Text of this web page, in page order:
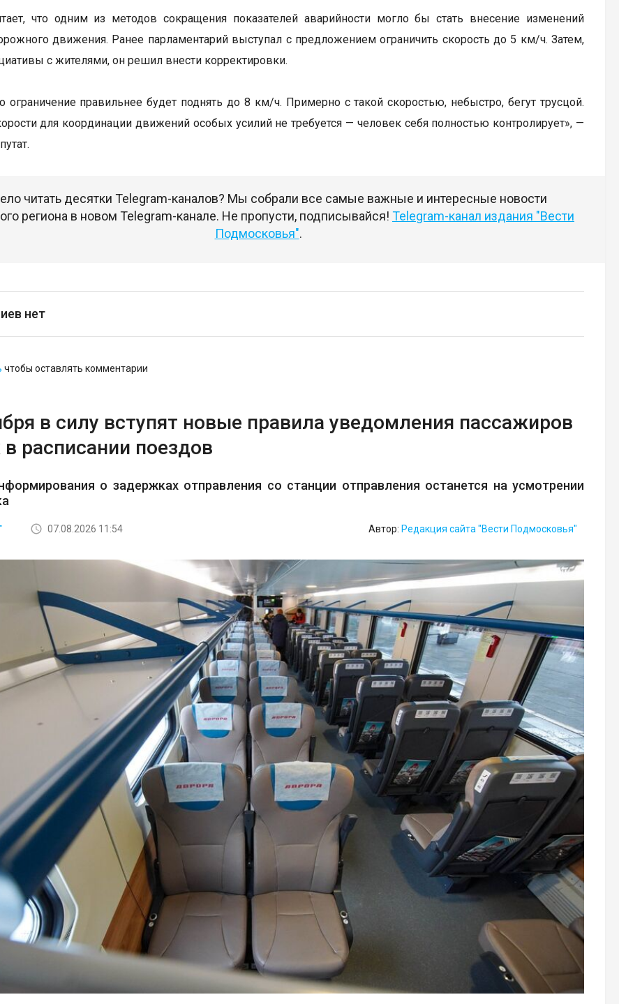
что одним из методов сокращения показателей аварийности могло бы стать внесение изменений
движения. Ранее парламентарий выступал с предложением ограничить скорость до 5 км/ч. Затем,
с жителями, он решил внести корректировки.
ограничение правильнее будет поднять до 8 км/ч. Примерно с такой скоростью, небыстро, бегут трусцой.
для координации движений особых усилий не требуется — человек себя полностью контролирует», —
читать десятки Telegram-каналов? Мы собрали все самые важные и интересные новости
региона в новом Telegram-канале. Не пропусти, подписывайся! Telegram-канал издания "Вести
Подмосковья".
нет
чтобы оставлять комментарии
в силу вступят новые правила уведомления пассажиров
в расписании поездов
о задержках отправления со станции отправления останется на усмотрении
07.08.2026 11:54 Автор: Редакция сайта "Вести Подмосковья"